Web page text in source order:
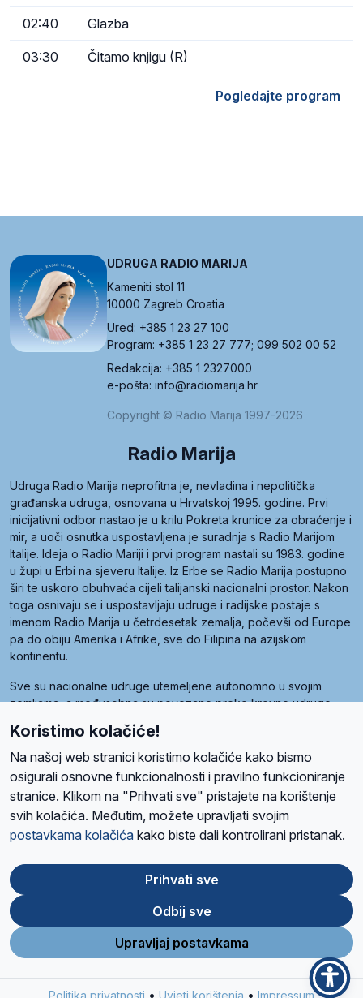
02:40 Glazba
03:30 Čitamo knjigu (R)
Pogledajte program
UDRUGA RADIO MARIJA
Kameniti stol 11
10000 Zagreb Croatia
Ured: +385 1 23 27 100
Program: +385 1 23 27 777; 099 502 00 52
Redakcija: +385 1 2327000
e-pošta: info@radiomarija.hr
Copyright © Radio Marija 1997-2026
Radio Marija
Udruga Radio Marija neprofitna je, nevladina i nepolitička
građanska udruga, osnovana u Hrvatskoj 1995. godine. Prvi
inicijativni odbor nastao je u krilu Pokreta krunice za obraćenje i
mir, a uoči osnutka uspostavljena je suradnja s Radio Marijom
Italije. Ideja o Radio Mariji i prvi program nastali su 1983. godine
u župi u Erbi na sjeveru Italije. Iz Erbe se Radio Marija postupno
širi te uskoro obuhvaća cijeli talijanski nacionalni prostor. Nakon
toga osnivaju se i uspostavljaju udruge i radijske postaje s
imenom Radio Marija u četrdesetak zemalja, počevši od Europe
pa do obiju Amerika i Afrike, sve do Filipina na azijskom
kontinentu.
Sve su nacionalne udruge utemeljene autonomno u svojim
zemljama, a međusobna su povezane preko krovne udruge
Radio Maria). Svjetsku obitelj utemeljilo je sedam članica, među
kojima je i hrvatska Udruga Radio Marija.
O namaRadio ProgramVolonteriPrijateljiKontaktPravila privatnosti
Ova stranica je zaštićena Google reCAPTCHA sustavom
Store
Google
Play
Koristimo kolačiće!
Na našoj web stranici koristimo kolačiće kako bismo
osigurali osnovne funkcionalnosti i pravilno funkcioniranje
stranice. Klikom na "Prihvati sve" pristajete na korištenje
svih kolačića. Međutim, možete upravljati svojim
postavkama kolačića kako biste dali kontrolirani pristanak.
Prihvati sve
Odbij sve
Upravljaj postavkama
Politika privatnosti • Uvjeti korištenja • Impressum